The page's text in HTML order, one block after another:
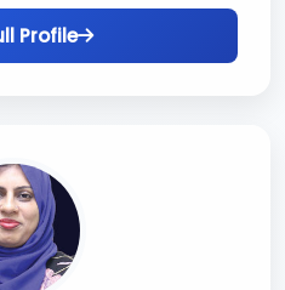
Profile